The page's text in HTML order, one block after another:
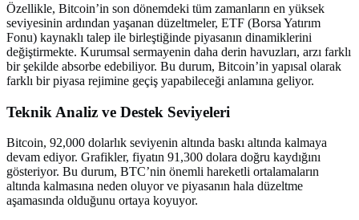
Özellikle, Bitcoin’in son dönemdeki tüm zamanların en yüksek
seviyesinin ardından yaşanan düzeltmeler, ETF (Borsa Yatırım
Fonu) kaynaklı talep ile birleştiğinde piyasanın dinamiklerini
değiştirmekte. Kurumsal sermayenin daha derin havuzları, arzı farklı
bir şekilde absorbe edebiliyor. Bu durum, Bitcoin’in yapısal olarak
farklı bir piyasa rejimine geçiş yapabileceği anlamına geliyor.
Teknik Analiz ve Destek Seviyeleri
Bitcoin, 92,000 dolarlık seviyenin altında baskı altında kalmaya
devam ediyor. Grafikler, fiyatın 91,300 dolara doğru kaydığını
gösteriyor. Bu durum, BTC’nin önemli hareketli ortalamaların
altında kalmasına neden oluyor ve piyasanın hala düzeltme
aşamasında olduğunu ortaya koyuyor.